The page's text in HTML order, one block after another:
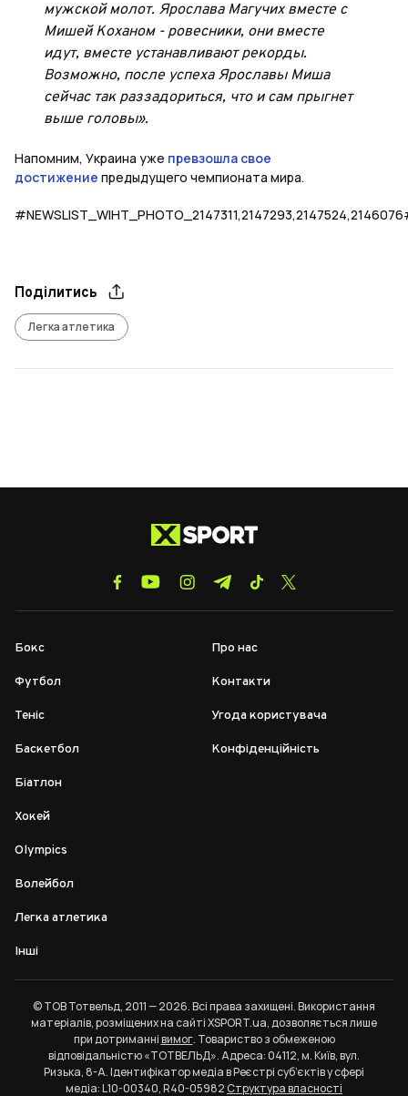
мужской молот. Ярослава Магучих вместе с
Мишей Коханом - ровесники, они вместе
идут, вместе устанавливают рекорды.
Возможно, после успеха Ярославы Миша
сейчас так раззадориться, что и сам прыгнет
выше головы».
Напомним, Украина уже превзошла свое
достижение предыдущего чемпионата мира.
Поділитись
Легка атлетика
Бокс
Футбол
Теніс
Баскетбол
Біатлон
Хокей
Olympics
Волейбол
Легка атлетика
Інші
Про нас
Контакти
Угода користувача
Конфіденційність
© ТОВ Тотвельд, 2011 — 2026. Всі права захищені. Використання
матеріалів, розміщених на сайті XSPORT.ua, дозволяється лише
при дотриманнівимог. Товариство з обмеженою
відповідальністю «ТОТВЕЛЬД». Адреса: 04112, м. Київ, вул.
Ризька, 8-А. Ідентифікатор медіа в Реєстрі суб’єктів у сфері
медіа: L10-00340, R40-05982Структура власності